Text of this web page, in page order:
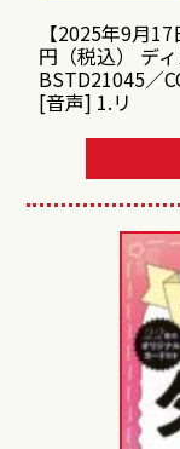
【2025年9月
円（税込） デ
BSTD21045／
[音声] 1.リ